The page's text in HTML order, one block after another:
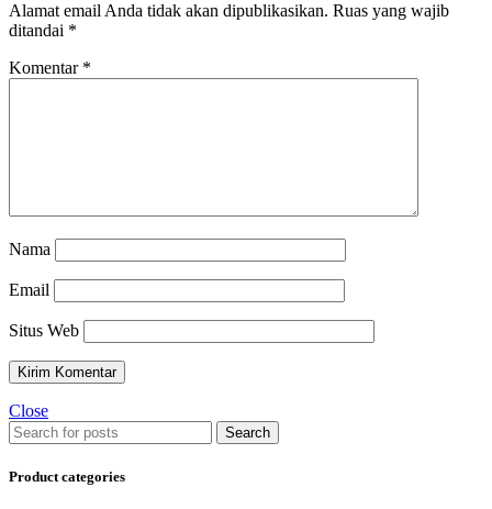
Alamat email Anda tidak akan dipublikasikan. Ruas yang wajib
ditandai *
Komentar *
Nama
Email
Situs Web
Close
Search
Product categories